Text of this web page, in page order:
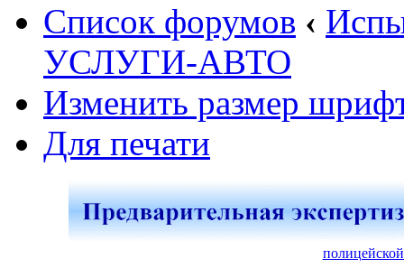
Список форумов ‹
УСЛУГИ-АВТО
Изменить размер
Для печати